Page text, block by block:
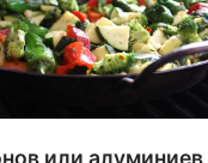
или алуминиев